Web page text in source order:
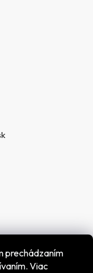
prechádzaním
Viac